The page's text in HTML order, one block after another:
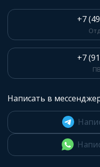
+7
+7
Написать в